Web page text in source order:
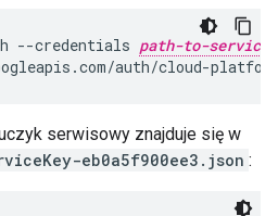
--credentials path-to-
auth/cloud-
serwisowy znajduje się w
eb0a5f900ee3.json :